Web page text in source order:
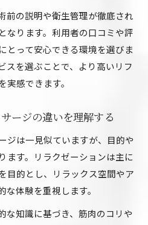
前の説明や衛生管理が徹底され
なります。利用者の口コミや評
とって安心できる環境を選びま
スを選ぶことで、より高いリフ
実感できます。
ージの違いを理解する
ジは一見似ていますが、目的や
ます。リラクゼーションは主に
目的とし、リラックス空間やア
体験を重視します。
な知識に基づき、筋肉のコリや